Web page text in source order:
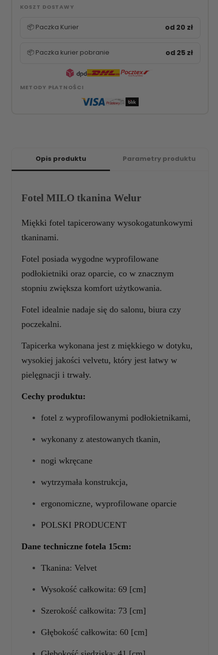
KOSZT DOSTAWY
📦 Paczka Kurier od 20 zł
📦 Paczka kurier pobranie od 25 zł
METODY PŁATNOŚCI
Opis produktu Parametry produktu
Fotel MILO tkanina Welur
Miękki fotel tapicerowany wysokogatunkowymi
tkaninami.
Fotel posiada wygodne wyprofilowane
podłokietniki oraz oparcie, co w znacznym
stopniu zwiększa komfort użytkowania.
Fotel idealnie nadaje się do salonu, biura czy
poczekalni.
Tapicerka wykonana jest z miękkiego w dotyku,
wysokiej jakości velvetu, który jest łatwy w
pielęgnacji i trwały.
Cechy produktu:
fotel z wyprofilowanymi podłokietnikami,
wykonany z atestowanych tkanin,
nogi wkręcane
wytrzymała konstrukcja,
ergonomiczne, wyprofilowane oparcie
POLSKI PRODUCENT
Dane techniczne fotela 15cm:
Tkanina: Velvet
Wysokość całkowita: 69 [cm]
Szerokość całkowita: 73 [cm]
Głębokość całkowita: 60 [cm]